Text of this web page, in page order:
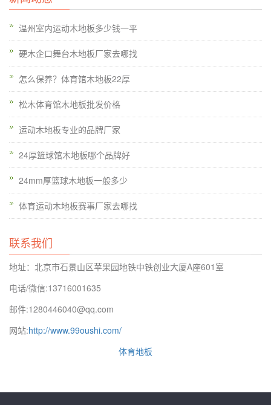
产品功用要求、常用的木地板有实木篮球地板，实木复合地板、
实木集成地板、竹地板等，各种地板的外观质量、规范尺度、物
理力学功用、理化功用、功用性目标等，要契合**规范
GB/T20239—2006规矩的有关要求。硬木企口篮球场木地板翻
新，由于枫木的木质密度排序紧凑，所以其废品的稳定性能极
好，运用多年不易变形。**的冲击吸收性能可有效的防止运发起
遭到运动损伤。篮球馆木地板在夏、秋多雨高温时节，由于空气
应关闭门窗；有条件的可应用空调的除湿功用中止体育地板除
湿，比方：除湿时应减少空气的流通，以保证室内湿度在允许范
围。因而在装置木地板的时分，更要注重细节才行。广州羽毛球
高，并能保证人体的运动性能不受干扰。广州篮球馆木地板广州
篮球馆木地板它所具备的专业承载性能，与高吸震性能都是针对
体育运动的共同**质量。哈尔滨羽毛球运动木地板装置实木地板
温州室内运动木地板多少钱一平
硬木企口舞台木地板厂家去哪找
怎么保养？体育馆木地板22厚
松木体育馆木地板批发价格
运动木地板专业的品牌厂家
24厚篮球馆木地板哪个品牌好
24mm厚篮球木地板一般多少
体育运动木地板赛事厂家去哪找
联系我们
地址：北京市石景山区苹果园地铁中铁创业大厦A座601室
电话/微信:13716001635
邮件:1280446040@qq.com
网站:http://www.99oushi.com/
体育地板